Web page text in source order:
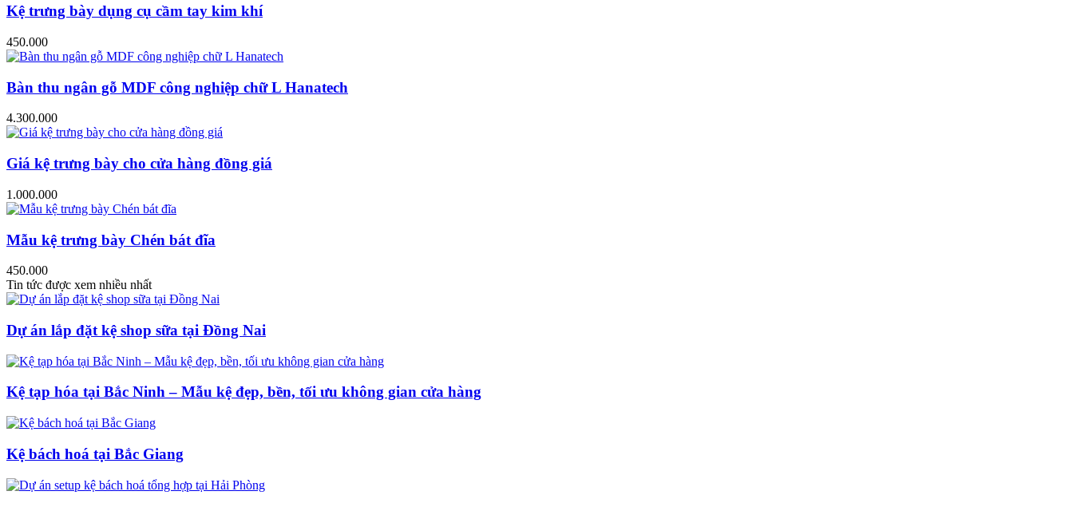
Kệ trưng bày dụng cụ cầm tay kim khí
450.000
Bàn thu ngân gỗ MDF công nghiệp chữ L Hanatech
4.300.000
Giá kệ trưng bày cho cửa hàng đồng giá
1.000.000
Mẫu kệ trưng bày Chén bát đĩa
450.000
Tin tức được xem nhiều nhất
Dự án lắp đặt kệ shop sữa tại Đồng Nai
Kệ tạp hóa tại Bắc Ninh – Mẫu kệ đẹp, bền, tối ưu không gian cửa hàng
Kệ bách hoá tại Bắc Giang